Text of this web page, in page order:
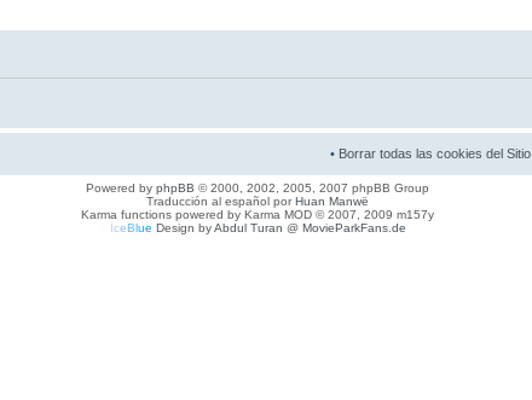
• Borrar todas las cookies del Sitio
Powered by phpBB © 2000, 2002, 2005, 2007 phpBB Group
Traducción al español porHuan Manwë
Karma functions powered by Karma MOD © 2007, 2009 m157y
IceBlue Design byAbdul Turan @ MovieParkFans.de